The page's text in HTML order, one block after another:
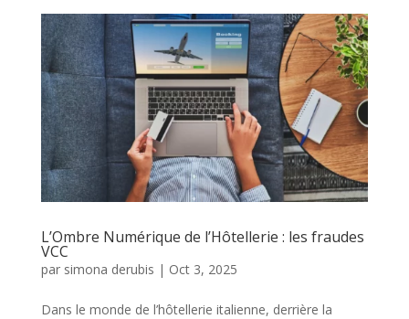
L’Ombre Numérique de l’Hôtellerie : les fraudes
VCC
par simona derubis | Oct 3, 2025
Dans le monde de l’hôtellerie italienne, derrière la